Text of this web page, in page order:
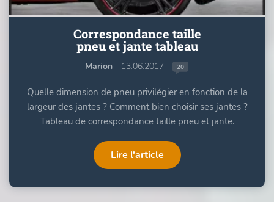
Correspondance taille
pneu et jante tableau
Marion - 13.06.2017 20
Quelle dimension de pneu privilégier en fonction de la
largeur des jantes ? Comment bien choisir ses jantes ?
Tableau de correspondance taille pneu et jante.
Lire l'article